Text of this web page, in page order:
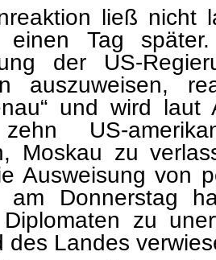
ließ nicht
Tag
der US-
auszuweisen,
und wird laut
US-
Moskau zu
Ausweisung von
am Donnerstag
zu
des Landes